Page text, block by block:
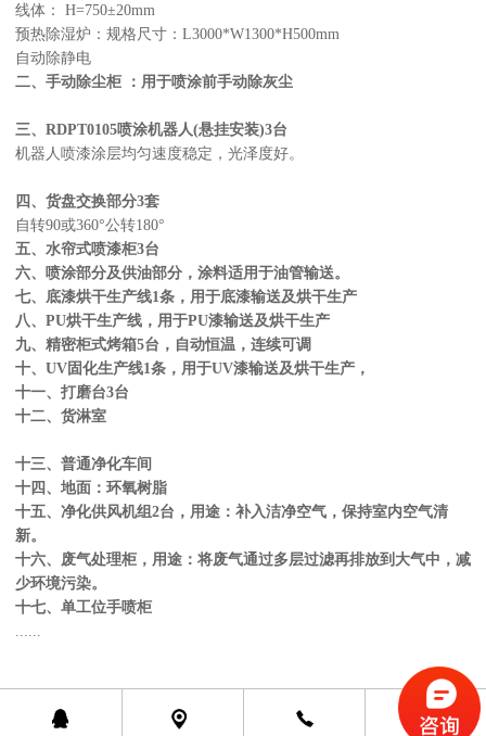
线体： H=750±20mm
预热除湿炉：规格尺寸：L3000*W1300*H500mm
自动除静电
二、手动除尘柜 ：用于喷涂前手动除灰尘
三、RDPT0105喷涂机器人(悬挂安装)3台
机器人喷漆涂层均匀速度稳定，光泽度好。
四、货盘交换部分3套
自转90或360°公转180°
五、水帘式喷漆柜3台
六、喷涂部分及供油部分，涂料适用于油管输送。
七、底漆烘干生产线1条，用于底漆输送及烘干生产
八、PU烘干生产线，用于PU漆输送及烘干生产
九、精密柜式烤箱5台，自动恒温，连续可调
十、UV固化生产线1条，用于UV漆输送及烘干生产，
十一、打磨台3台
十二、货淋室
十三、普通净化车间
十四、地面：环氧树脂
十五、净化供风机组2台，用途：补入洁净空气，保持室内空气清
新。
十六、废气处理柜，用途：将废气通过多层过滤再排放到大气中，减
少环境污染。
十七、单工位手喷柜
......